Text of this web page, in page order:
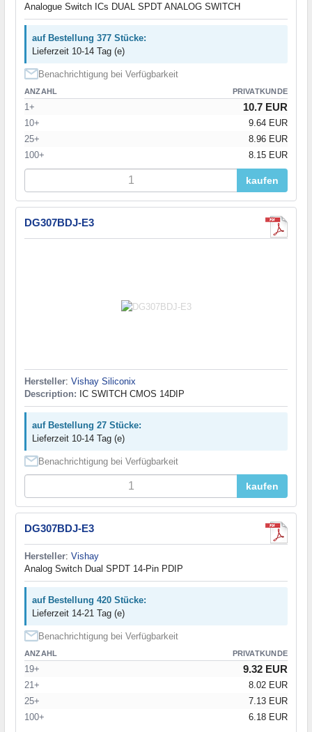
Analogue Switch ICs DUAL SPDT ANALOG SWITCH
auf Bestellung 377 Stücke:
Lieferzeit 10-14 Tag (e)
Benachrichtigung bei Verfügbarkeit
ANZAHL PRIVATKUNDE
1+ 10.7 EUR
10+
9.64 EUR
25+
8.96 EUR
100+
8.15 EUR
kaufen
DG307BDJ-E3
Hersteller: Vishay Siliconix
Description: IC SWITCH CMOS 14DIP
auf Bestellung 27 Stücke:
Lieferzeit 10-14 Tag (e)
Benachrichtigung bei Verfügbarkeit
kaufen
DG307BDJ-E3
Hersteller: Vishay
Analog Switch Dual SPDT 14-Pin PDIP
auf Bestellung 420 Stücke:
Lieferzeit 14-21 Tag (e)
Benachrichtigung bei Verfügbarkeit
ANZAHL PRIVATKUNDE
19+ 9.32 EUR
21+
8.02 EUR
25+
7.13 EUR
100+
6.18 EUR